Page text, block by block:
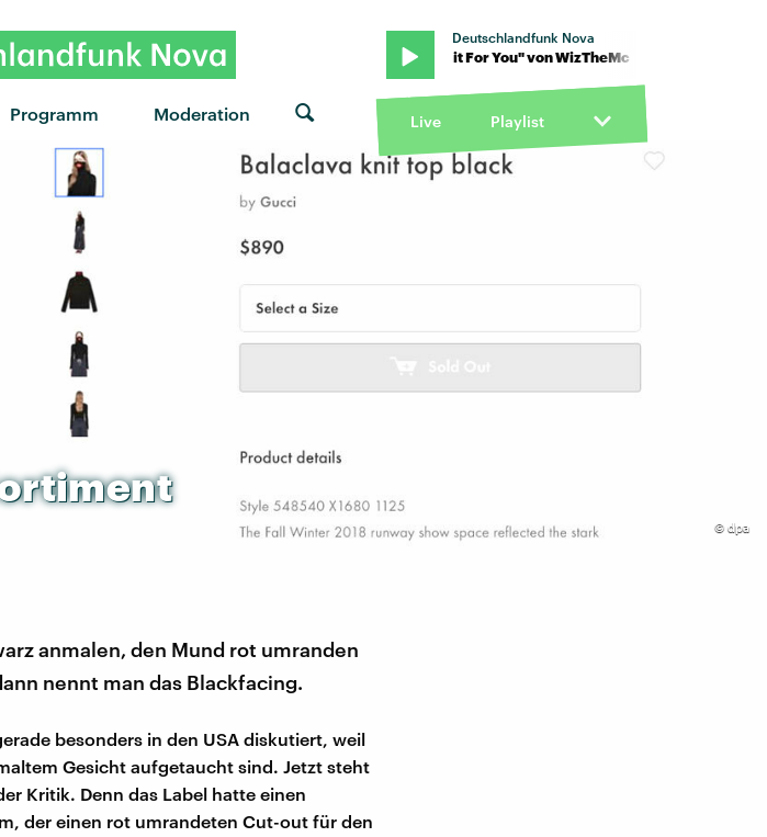
Programm Moderation
Deutschlandfunk Nova
"Wait For You" von WizTheMc · "Wait For You" von WizTheMc · "Wait For You" von
Live Playlist
© dpa
anmalen, den Mund rot umranden
nennt man das Blackfacing.
besonders in den USA diskutiert, weil
Gesicht aufgetaucht sind. Jetzt steht
Kritik. Denn das Label hatte einen
der einen rot umrandeten Cut-out für den